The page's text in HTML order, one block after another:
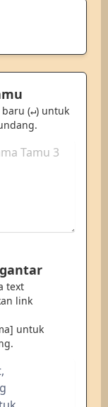
(↵) untuk
text
link
untuk